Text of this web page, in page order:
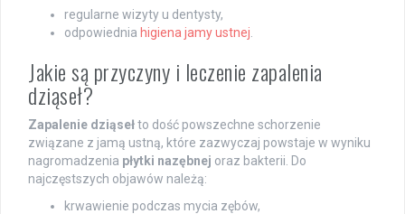
regularne wizyty u dentysty,
odpowiednia higiena jamy ustnej
Jakie są przyczyny i leczenie zapalenia
dziąseł?
Zapalenie dziąsełto dość powszechne schorzenie
związane z jamą ustną, które zazwyczaj powstaje w wyniku
nagromadzenia płytki nazębnej oraz bakterii. Do
najczęstszych objawów należą:
krwawienie podczas mycia zębów,